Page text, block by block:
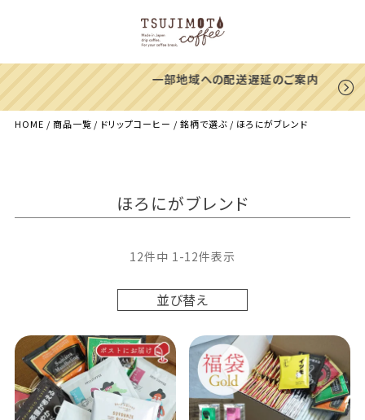
一部地域への配送遅延のご案内
HOME 商品一覧 ドリップコーヒー 銘柄で選ぶ ほろにがブレンド
ほろにがブレンド
並び替え
12件中 1 -12件表示